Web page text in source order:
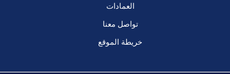
العمادات
تواصل معنا
خريطة الموقع